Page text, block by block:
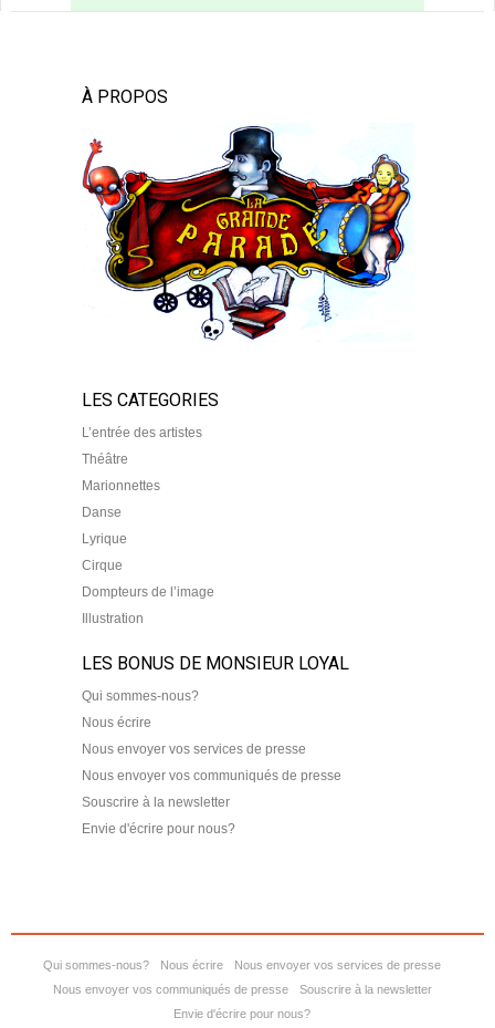
À PROPOS
LES CATEGORIES
L’entrée des artistes
Théâtre
Marionnettes
Danse
Lyrique
Cirque
Dompteurs de l’image
Illustration
LES BONUS DE MONSIEUR LOYAL
Qui sommes-nous?
Nous écrire
Nous envoyer vos services de presse
Nous envoyer vos communiqués de presse
Souscrire à la newsletter
Envie d'écrire pour nous?
Qui sommes-nous? Nous écrire
Nous envoyer vos services de presse
Nous envoyer vos communiqués de presse
Souscrire à la newsletter
Envie d'écrire pour nous?